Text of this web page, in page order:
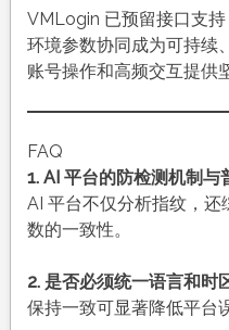
VMLogin 已预留接口支
环境参数协同成为可持续
账号操作和高频交互提供
FAQ
1. AI 平台的防检测机制与
AI 平台不仅分析指纹，
数的一致性。
2. 是否必须统一语言和时
保持一致可显著降低平台